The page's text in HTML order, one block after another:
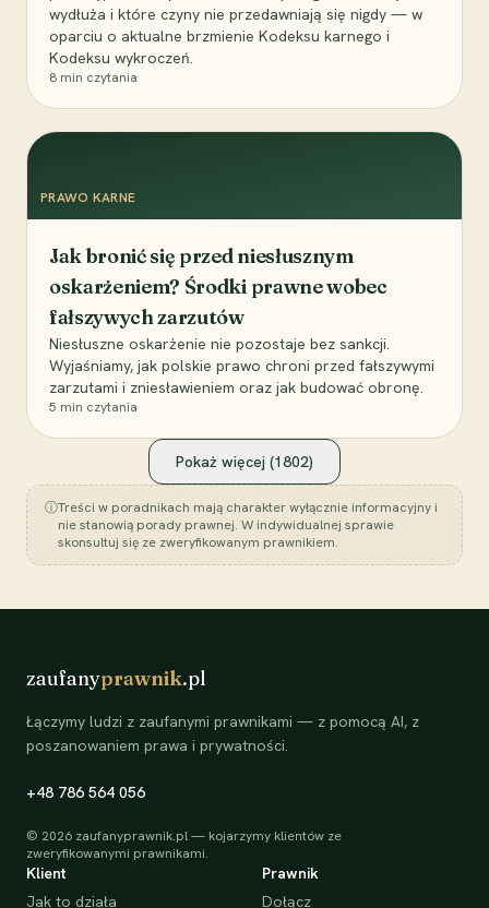
wydłuża i które czyny nie przedawniają się nigdy — w
oparciu o aktualne brzmienie Kodeksu karnego i
Kodeksu wykroczeń.
8 min czytania
PRAWO KARNE
Jak bronić się przed niesłusznym
oskarżeniem? Środki prawne wobec
fałszywych zarzutów
Niesłuszne oskarżenie nie pozostaje bez sankcji.
Wyjaśniamy, jak polskie prawo chroni przed fałszywymi
zarzutami i zniesławieniem oraz jak budować obronę.
5 min czytania
Pokaż więcej (1802)
ⓘTreści w poradnikach mają charakter wyłącznie informacyjny i
nie stanowią porady prawnej. W indywidualnej sprawie
skonsultuj się ze zweryfikowanym prawnikiem.
zaufanyprawnik.pl
Łączymy ludzi z zaufanymi prawnikami — z pomocą AI, z
poszanowaniem prawa i prywatności.
+48 786 564 056
© 2026 zaufanyprawnik.pl — kojarzymy klientów ze
zweryfikowanymi prawnikami.
Klient
Jak to działa
Prawnik
Dołącz